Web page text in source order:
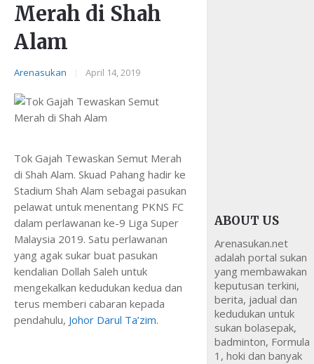
Merah di Shah
Alam
Arenasukan April 14, 2019
Tok Gajah Tewaskan Semut Merah
di Shah Alam. Skuad Pahang hadir ke
Stadium Shah Alam sebagai pasukan
pelawat untuk menentang PKNS FC
dalam perlawanan ke-9 Liga Super
Malaysia 2019. Satu perlawanan
yang agak sukar buat pasukan
kendalian Dollah Saleh untuk
mengekalkan kedudukan kedua dan
terus memberi cabaran kepada
pendahulu, Johor Darul Ta’zim.
ABOUT US
Arenasukan.net
adalah portal sukan
yang membawakan
keputusan terkini,
berita, jadual dan
kedudukan untuk
sukan bolasepak,
badminton, Formula
1, hoki dan banyak